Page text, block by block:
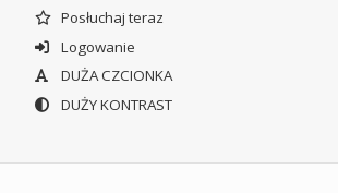
Posłuchaj teraz
Logowanie
DUŻA CZCIONKA
DUŻY KONTRAST